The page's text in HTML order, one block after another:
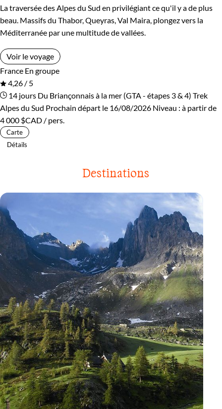
La traversée des Alpes du Sud en privilégiant ce qu'il y a de plus
beau. Massifs du Thabor, Queyras, Val Maira, plongez vers la
Méditerranée par une multitude de vallées.
Voir le voyage
France En groupe
4,26 / 5
14 jours Du Briançonnais à la mer (GTA - étapes 3 & 4) Trek
Alpes du Sud Prochain départ le 16/08/2026 Niveau : à partir de
4 000 $CAD / pers.
Carte
Détails
Destinations